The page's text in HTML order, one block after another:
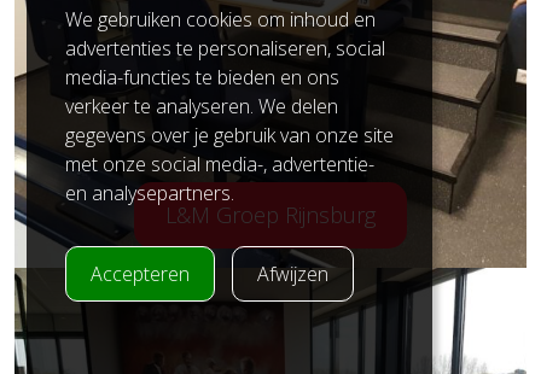
L&M Groep Rijnsburg
We gebruiken cookies om inhoud en
advertenties te personaliseren, social
media-functies te bieden en ons
verkeer te analyseren. We delen
gegevens over je gebruik van onze site
met onze social media-, advertentie-
en analysepartners.
Accepteren Afwijzen